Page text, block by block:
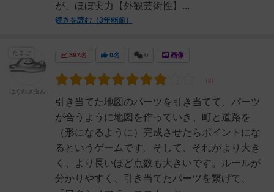
が、ほぼ実力【外観芸術性】...
続きを読む（3年弱前）
397名 0名 0 画像
引き当てた地図のパーツを引き当てて、パーツ
が合うように地図を作っていき、町と道路を
（形になるように）完成させたらポイントにな
るというゲームです。そして、それがより大き
く、より長いほど点数も大きいです。ルールが
分かりやすく、引き当てたパーツを繋げて、
はぐれメタル